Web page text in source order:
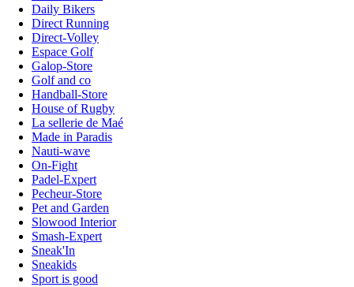
Daily Bikers
Direct Running
Direct-Volley
Espace Golf
Galop-Store
Golf and co
Handball-Store
House of Rugby
La sellerie de Maé
Made in Paradis
Nauti-wave
On-Fight
Padel-Expert
Pecheur-Store
Pet and Garden
Slowood Interior
Smash-Expert
Sneak'In
Sneakids
Sport is good